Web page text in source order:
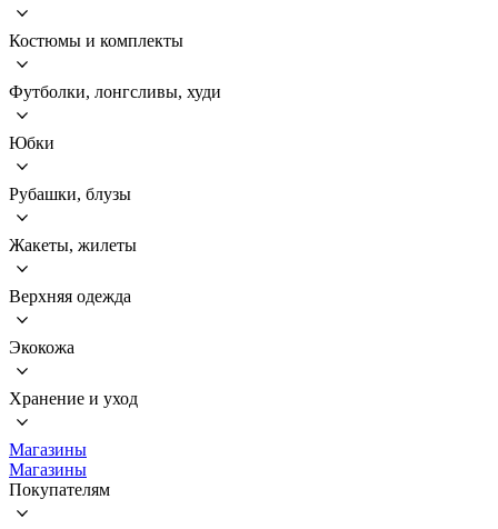
Костюмы и комплекты
Футболки, лонгсливы, худи
Юбки
Рубашки, блузы
Жакеты, жилеты
Верхняя одежда
Экокожа
Хранение и уход
Магазины
Магазины
Покупателям